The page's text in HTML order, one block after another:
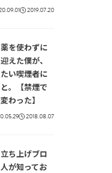
2019.07.20
を使わずに
えた僕が、
い喫煙者に
。【禁煙で
わった】
2018.08.07
ち上げブロ
が知ってお